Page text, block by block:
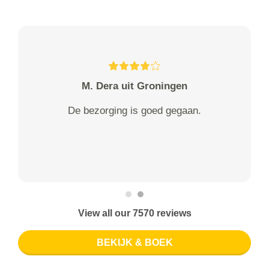
M. Dera uit Groningen
De bezorging is goed gegaan.
View all our 7570 reviews
BEKIJK & BOEK